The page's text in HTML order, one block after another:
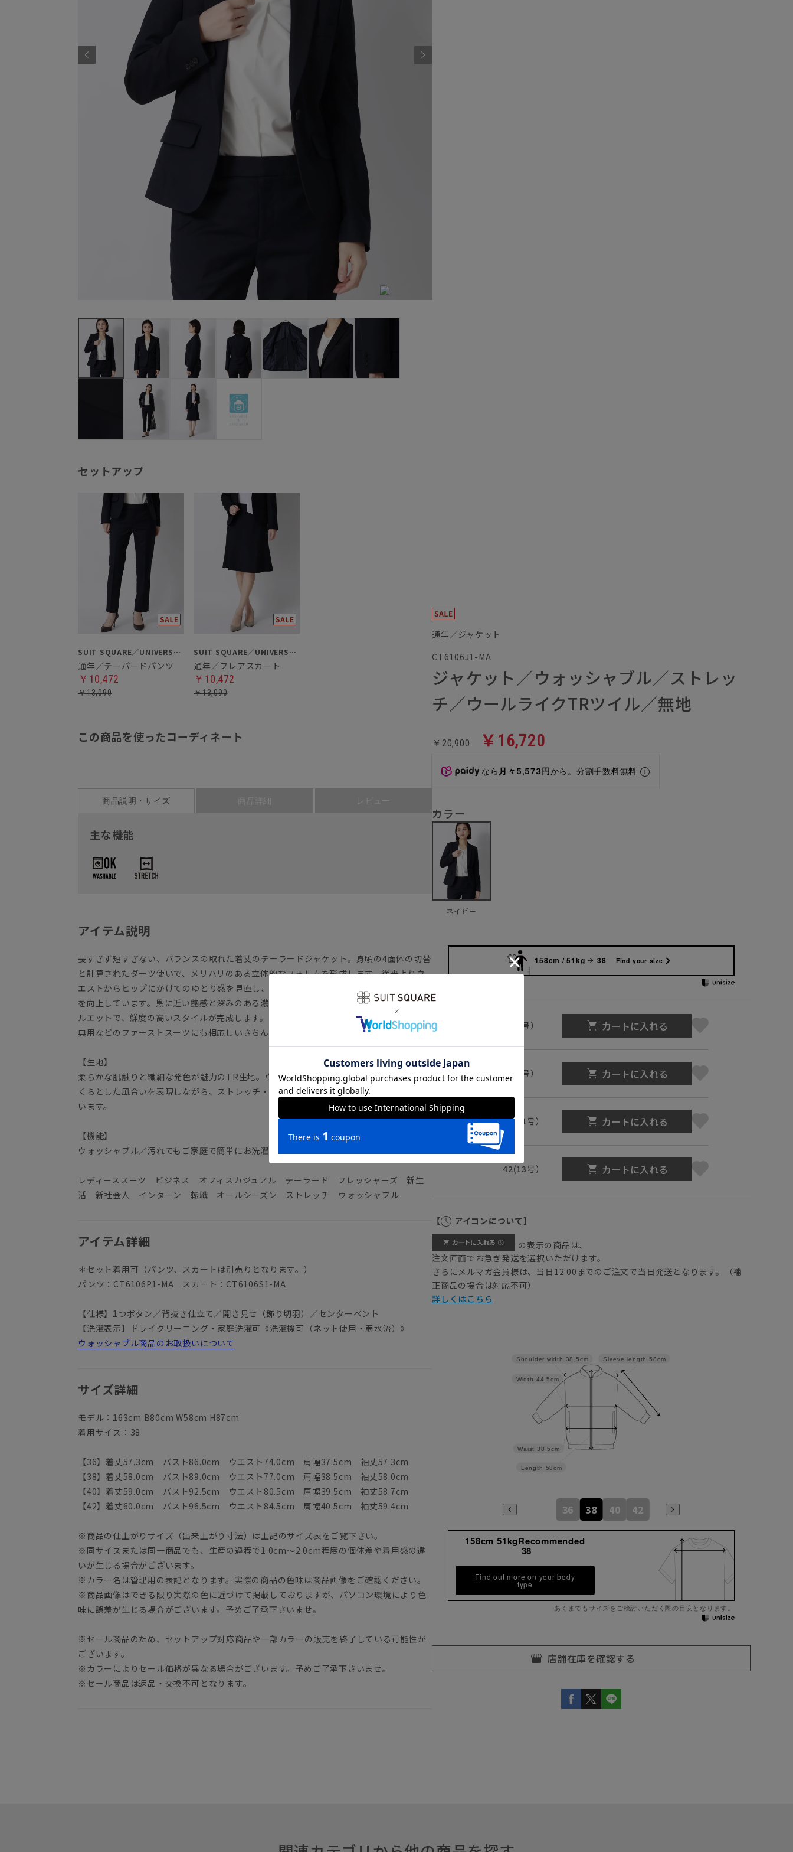
セットアップ
SUIT SQUARE／UNIVERSAL LANGUAGE／WHITE
通年／テーパードパンツ
￥10,472
￥13,090
SUIT SQUARE／UNIVERSAL LANGUAGE／WHITE
通年／フレアスカート
￥10,472
￥13,090
この商品を使ったコーディネート
商品説明・サイズ 商品詳細 レビュー
主な機能
アイテム説明
長すぎず短すぎない、バランスの取れた着丈のテーラードジャケット。身頃の4面体の切替
と計算されたダーツ使いで、メリハリのある立体的なフォルムを形成します。従来よりウ
エストからヒップにかけてのゆとり感を見直し、美しいラインは保持しつつ着心地の良さ
を向上しています。黒に近い艶感と深みのある濃紺。袖を通すたび自信が持てる美しいシ
ルエットで、鮮度の高いスタイルが完成します。ビジネスシーンはもちろん、入学式や式
典用などのファーストスーツにも相応しいきちんと感あるジャケットです。
【生地】
柔らかな肌触りと繊細な発色が魅力のTR生地。ウールのような、やや毛羽立ちのあるふっ
くらとした風合いを表現しながら、ストレッチ・ウォッシャブルなどの機能面も充実して
います。
【機能】
ウォッシャブル／汚れてもご家庭で簡単にお洗濯が可能です。
レディーススーツ ビジネス オフィスカジュアル テーラード フレッシャーズ 新生
活 新社会人 インターン 転職 オールシーズン ストレッチ ウォッシャブル
アイテム詳細
＊セット着用可（パンツ、スカートは別売りとなります。）
パンツ：CT6106P1-MA スカート：CT6106S1-MA
【仕様】1つボタン／背抜き仕立て／開き見せ（飾り切羽）／センターベント
【洗濯表示】ドライクリーニング・家庭洗濯可《洗濯機可（ネット使用・弱水流）》
ウォッシャブル商品のお取扱いについて
サイズ詳細
モデル：163cm B80cm W58cm H87cm
着用サイズ：38
【36】着丈57.3cm バスト86.0cm ウエスト74.0cm 肩幅37.5cm 袖丈57.3cm
【38】着丈58.0cm バスト89.0cm ウエスト77.0cm 肩幅38.5cm 袖丈58.0cm
【40】着丈59.0cm バスト92.5cm ウエスト80.5cm 肩幅39.5cm 袖丈58.7cm
【42】着丈60.0cm バスト96.5cm ウエスト84.5cm 肩幅40.5cm 袖丈59.4cm
※商品の仕上がりサイズ（出来上がり寸法）は上記のサイズ表をご覧下さい。
※同サイズまたは同一商品でも、生産の過程で1.0cm～2.0cm程度の個体差や着用感の違
いが生じる場合がございます。
※カラー名は管理用の表記となります。実際の商品の色味は商品画像をご確認ください。
※商品画像はできる限り実際の色に近づけて掲載しておりますが、パソコン環境により色
味に誤差が生じる場合がございます。予めご了承下さいませ。
※セール商品のため、セットアップ対応商品や一部カラーの販売を終了している可能性が
ございます。
※カラーによりセール価格が異なる場合がございます。予めご了承下さいませ。
※セール商品は返品・交換不可となります。
通年／ジャケット
CT6106J1-MA
ジャケット／ウォッシャブル／ストレッ
チ／ウールライクTRツイル／無地
￥20,900 ￥16,720
なら 月々5,573円から。分割手数料無料
カラー
ネイビー
158cm / 51kg 38 Find your size
ネイビー
36(7号） カートに入れる
38(9号） カートに入れる
40(11号） カートに入れる
42(13号） カートに入れる
【 アイコンについて】
の表示の商品は、
注文画面でお急ぎ発送を選択いただけます。
さらにメルマガ会員様は、当日12:00までのご注文で当日発送となります。（補
正商品の場合は対応不可）
詳しくはこちら
Sleeve length 58cm
Length 58cm
Waist 38.5cm
Width 44.5cm
Shoulder width 38.5cm
36 38 40 42
158cm 51kgRecommended
38
Find out more on your body
type
あくまでもサイズをご検討いただく際の目安となります。